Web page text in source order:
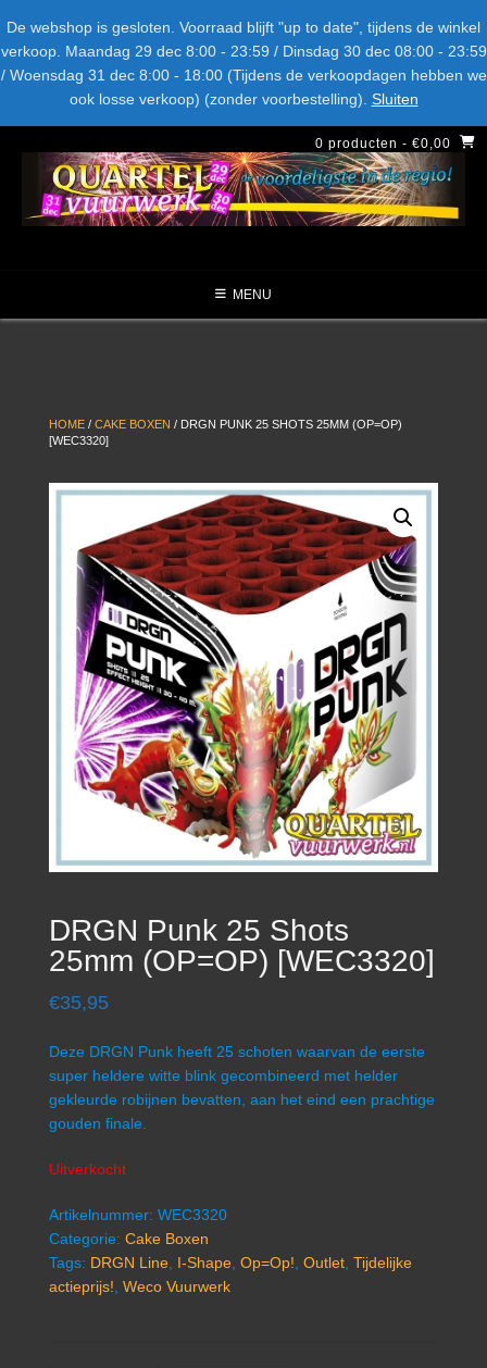
De webshop is gesloten. Voorraad blijft "up to date", tijdens de winkel
verkoop. Maandag 29 dec 8:00 - 23:59 / Dinsdag 30 dec 08:00 - 23:59
/ Woensdag 31 dec 8:00 - 18:00 (Tijdens de verkoopdagen hebben we
ook losse verkoop) (zonder voorbestelling). Sluiten
naar
inhoud
LEVERANCIERS TYPE AANBIEDINGEN CATEGORIE
NIEUW DIT JAAR
MENU
0 producten - €0,00
HOME / CAKE BOXEN / DRGN PUNK 25 SHOTS 25MM (OP=OP)
[WEC3320]
DRGN Punk 25 Shots
25mm (OP=OP) [WEC3320]
€35,95
Deze DRGN Punk heeft 25 schoten waarvan de eerste
super heldere witte blink gecombineerd met helder
gekleurde robijnen bevatten, aan het eind een prachtige
gouden finale.
Uitverkocht
Artikelnummer: WEC3320
Categorie: Cake Boxen
Tags: DRGN Line I-Shape Op=Op! Outlet Tijdelijke
actieprijs! Weco Vuurwerk